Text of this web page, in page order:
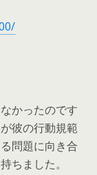
かったのです
彼の行動規範
問題に向き合
ちました。